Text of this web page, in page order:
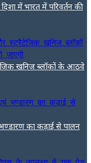
में भारत में परिवर्तन की
खनिज ब्लॉकों के आठवे
का कड़ाई से पालन